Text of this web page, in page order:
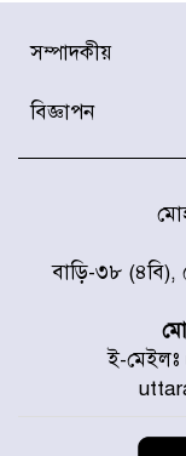
সম্পাদকীয়
বিজ্ঞাপন
বাড়ি-৩৮ (৪বি),
ই-